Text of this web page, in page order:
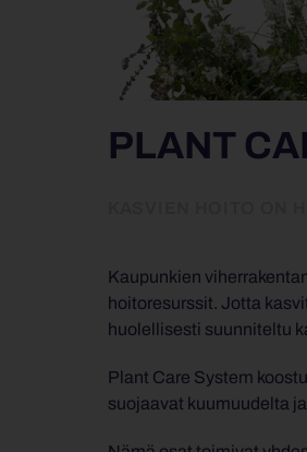
PLANT
Kaupunkien
hoitoresurssit. Jotta
huolellisesti suunniteltu
Plant Care System
suojaavat kuumuudelta